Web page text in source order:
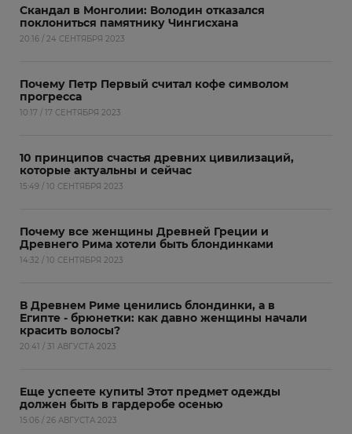
Скандал в Монголии: Володин отказался
поклониться памятнику Чингисхана
20:16 / 24 СЕНТЯБРЯ 2023
Почему Петр Первый считал кофе символом
прогресса
10:17 / 17 СЕНТЯБРЯ 2023
10 принципов счастья древних цивилизаций,
которые актуальны и сейчас
15:49 / 10 СЕНТЯБРЯ 2023
Почему все женщины Древней Греции и
Древнего Рима хотели быть блондинками
14:32 / 10 СЕНТЯБРЯ 2023
В Древнем Риме ценились блондинки, а в
Египте - брюнетки: как давно женщины начали
красить волосы?
20:41 / 31 АВГУСТА 2023
Еще успеете купить! Этот предмет одежды
должен быть в гардеробе осенью
15:06 / 26 АВГУСТА 2023